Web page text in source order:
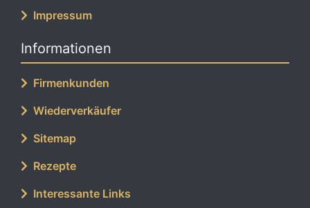
Impressum
Informationen
Firmenkunden
Wiederverkäufer
Sitemap
Rezepte
Interessante Links